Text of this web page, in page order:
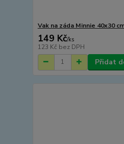
Vak na záda Minnie 40x30
149 Kč/ks
123 Kč bez DPH
Přidat